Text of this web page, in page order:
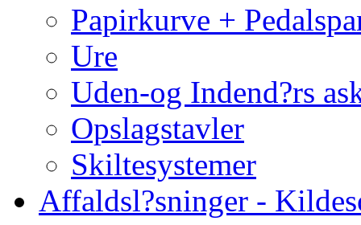
Papirkurve +
Ure
Uden-og Indend?rs
Opslagstavler
Skiltesystemer
Affaldsl?sninger -